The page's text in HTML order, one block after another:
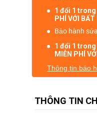
1 đổi 1
PHÍ VỚI BẤT
Bảo hành
1 đổi 1 trong
MIỄN PHÍ
Thông tin bảo
THÔNG TIN